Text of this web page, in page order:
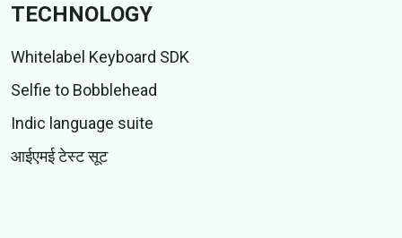
TECHNOLOGY
Whitelabel Keyboard SDK
Selfie to Bobblehead
Indic language suite
आईएमई टेस्ट सूट